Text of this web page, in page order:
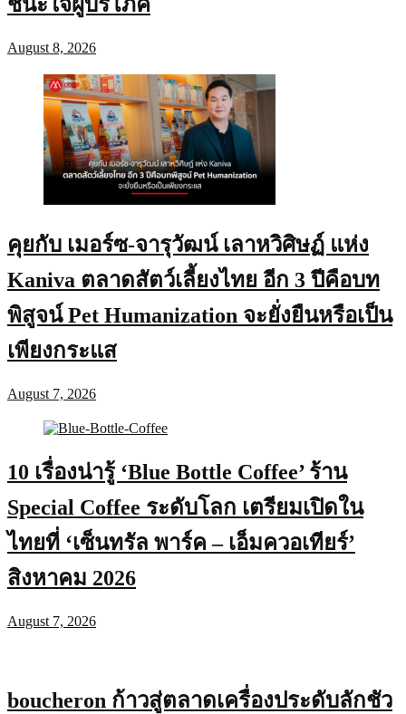
August 8, 2026
คุยกับ เมอร์ซ-จารุวัฒน์ เลาหวิศิษฏ์ แห่ง
Kaniva ตลาดสัตว์เลี้ยงไทย อีก 3 ปีคือบท
พิสูจน์ Pet Humanization จะยั่งยืนหรือเป็น
เพียงกระแส
August 7, 2026
10 เรื่องน่ารู้ ‘Blue Bottle Coffee’ ร้าน
Special Coffee ระดับโลก เตรียมเปิดใน
ไทยที่ ‘เซ็นทรัล พาร์ค – เอ็มควอเทียร์’
สิงหาคม 2026
August 7, 2026
boucheron ก้าวสู่ตลาดเครื่องประดับลักชัว